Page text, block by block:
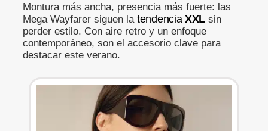
Montura más ancha, presencia más fuerte: las
Mega Wayfarer siguen la tendencia XXL sin
perder estilo. Con aire retro y un enfoque
contemporáneo, son el accesorio clave para
destacar este verano.